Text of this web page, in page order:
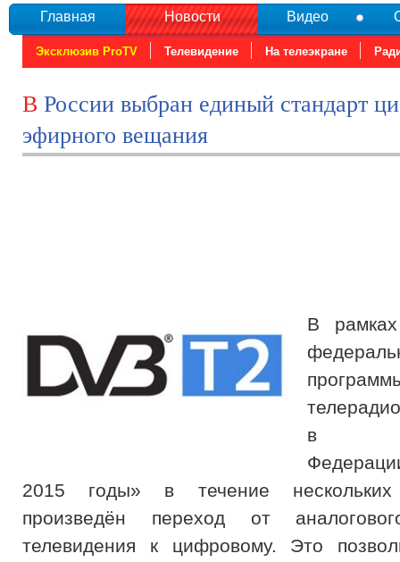
Главная Новости
Эксклюзив ProTV Телевидение На телеэкране
Видео
В России выбран единый стандарт цифрового
эфирного вещания
В
в
2015 годы» в течение
произведён переход от
телевидения к цифровому. Это